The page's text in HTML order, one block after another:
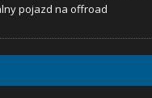
pojazd na offroad